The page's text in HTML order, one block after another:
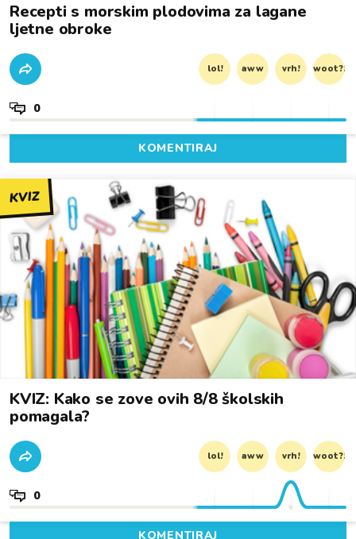
Recepti s morskim plodovima za lagane
ljetne obroke
lol! aww vrh! woot?!
0
KOMENTIRAJ
KVIZ
KVIZ: Kako se zove ovih 8/8 školskih
pomagala?
lol! aww vrh! woot?!
0
KOMENTIRAJ